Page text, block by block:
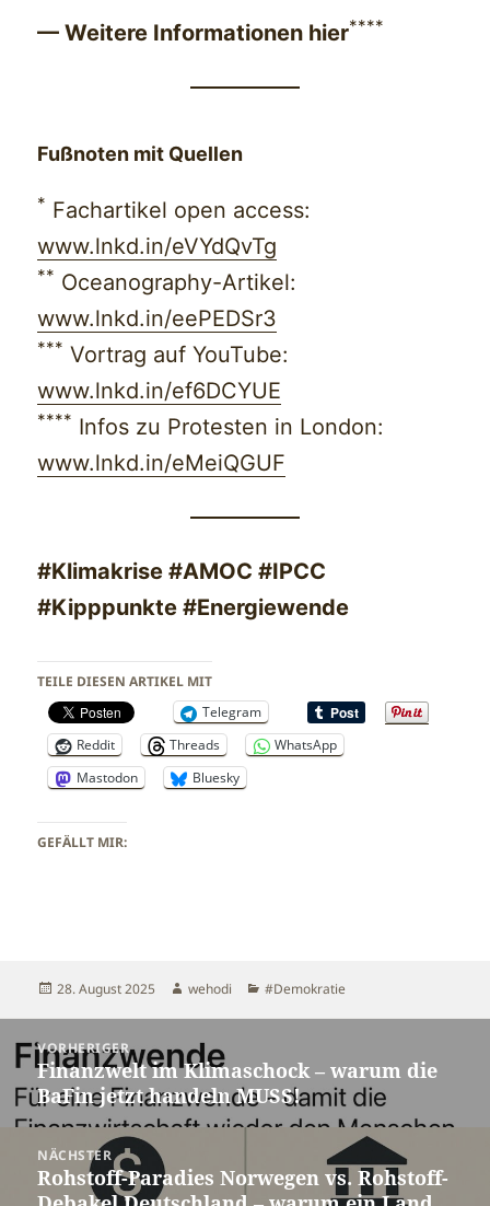
— Weitere Informationen hier****
Fußnoten mit Quellen
* Fachartikel open access:
www.lnkd.in/eVYdQvTg
** Oceanography-Artikel:
www.lnkd.in/eePEDSr3
*** Vortrag auf YouTube:
www.lnkd.in/ef6DCYUE
**** Infos zu Protesten in London:
www.lnkd.in/eMeiQGUF
#Klimakrise #AMOC #IPCC
#Kipppunkte #Energiewende
TEILE DIESEN ARTIKEL MIT
Telegram
Reddit
Threads
WhatsApp
Mastodon
Bluesky
GEFÄLLT MIR:
Veröffentlicht
28. August 2025 Autor
wehodi Kategorien
#Demokratie
Beitragsnavigation
VORHERIGER
Vorheriger
Beitrag:
Finanzwelt im Klimaschock – warum die
BaFin jetzt handeln MUSS!
NÄCHSTER
Nächster
Rohstoff-Paradies Norwegen vs. Rohstoff-